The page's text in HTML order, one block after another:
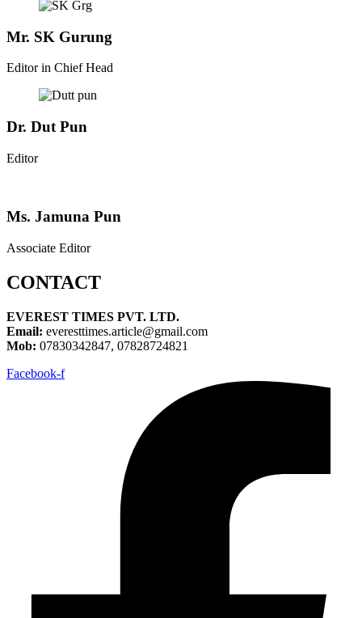
Mr. SK Gurung
Editor in Chief Head
Dr. Dut Pun
Editor
Ms. Jamuna Pun
Associate Editor
CONTACT
EVEREST TIMES PVT. LTD.
Email: everesttimes.article@gmail.com
Mob: 07830342847, 07828724821
Facebook-f